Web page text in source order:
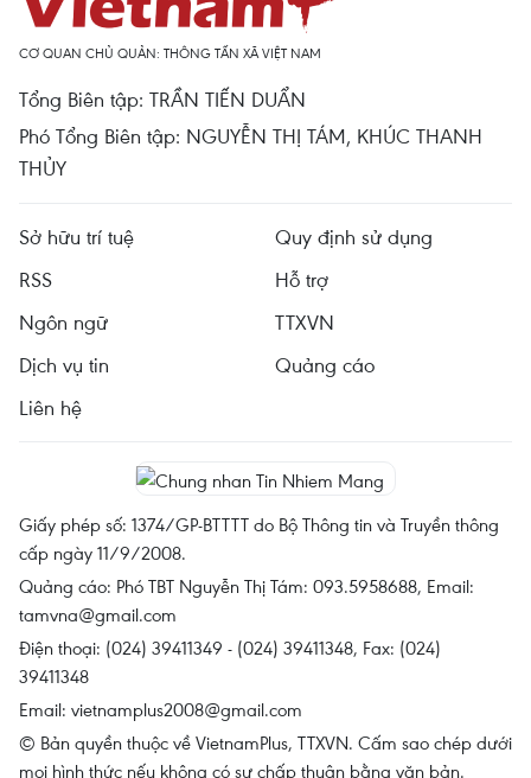
CƠ QUAN CHỦ QUẢN: THÔNG TẤN XÃ VIỆT NAM
Tổng Biên tập: TRẦN TIẾN DUẨN
Phó Tổng Biên tập: NGUYỄN THỊ TÁM, KHÚC THANH
THỦY
Sở hữu trí tuệ
Quy định sử dụng
RSS
Hỗ trợ
Ngôn ngữ
TTXVN
Dịch vụ tin
Quảng cáo
Liên hệ
Giấy phép số: 1374/GP-BTTTT do Bộ Thông tin và Truyền thông
cấp ngày 11/9/2008.
Quảng cáo: Phó TBT Nguyễn Thị Tám: 093.5958688, Email:
tamvna@gmail.com
Điện thoại: (024) 39411349 - (024) 39411348, Fax: (024)
39411348
Email: vietnamplus2008@gmail.com
© Bản quyền thuộc về VietnamPlus, TTXVN. Cấm sao chép dưới
mọi hình thức nếu không có sự chấp thuận bằng văn bản.